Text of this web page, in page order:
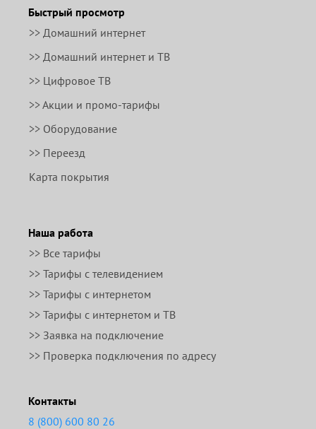
Быстрый просмотр
>> Домашний интернет
>> Домашний интернет и ТВ
>> Цифровое ТВ
>> Акции и промо-тарифы
>> Оборудование
>> Переезд
Карта покрытия
Наша работа
>> Все тарифы
>> Тарифы с телевидением
>> Тарифы с интернетом
>> Тарифы с интернетом и ТВ
>> Заявка на подключение
>> Проверка подключения по адресу
Контакты
8 (800) 600 80 26